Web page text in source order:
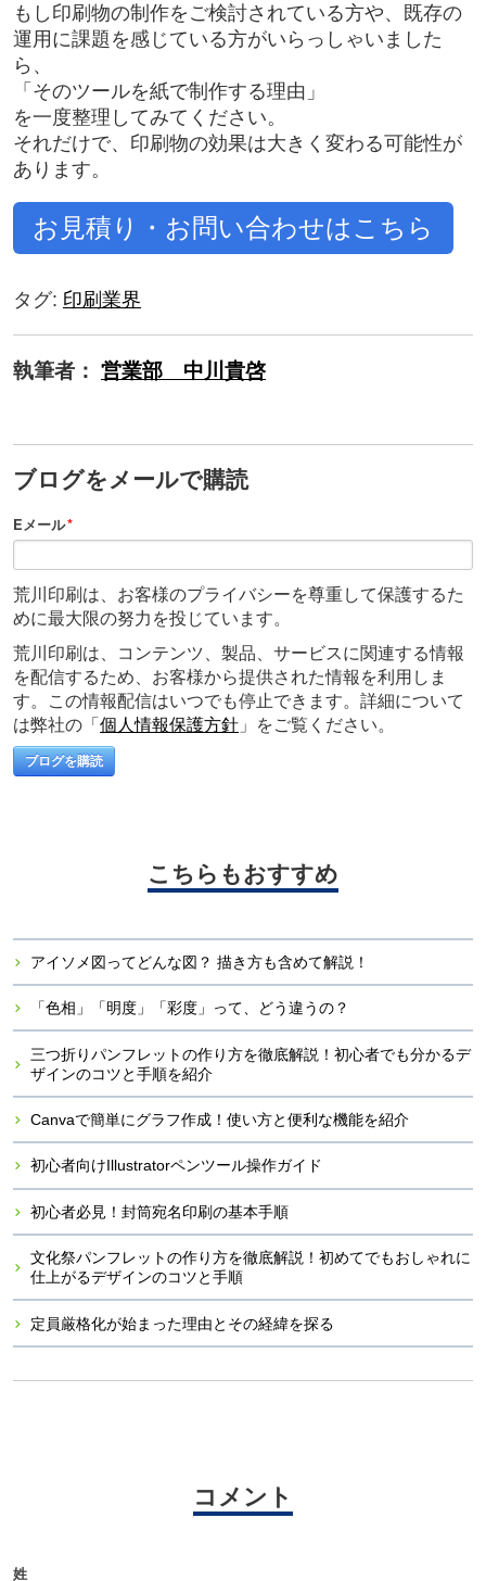
もし印刷物の制作をご検討されている方や、既存の
運用に課題を感じている方がいらっしゃいました
ら、
「そのツールを紙で制作する理由」
を一度整理してみてください。
それだけで、印刷物の効果は大きく変わる可能性が
あります。
お見積り・お問い合わせはこちら
タグ: 印刷業界
執筆者： 営業部 中川貴啓
ブログをメールで購読
Eメール*
荒川印刷は、お客様のプライバシーを尊重して保護するた
めに最大限の努力を投じています。
荒川印刷は、コンテンツ、製品、サービスに関連する情報
を配信するため、お客様から提供された情報を利用しま
す。この情報配信はいつでも停止できます。詳細について
は弊社の「個人情報保護方針 」をご覧ください。
こちらもおすすめ
アイソメ図ってどんな図？ 描き方も含めて解説！
「色相」「明度」「彩度」って、どう違うの？
三つ折りパンフレットの作り方を徹底解説！初心者でも分かるデ
ザインのコツと手順を紹介
Canvaで簡単にグラフ作成！使い方と便利な機能を紹介
初心者向けIllustratorペンツール操作ガイド
初心者必見！封筒宛名印刷の基本手順
文化祭パンフレットの作り方を徹底解説！初めてでもおしゃれに
仕上がるデザインのコツと手順
定員厳格化が始まった理由とその経緯を探る
コメント
姓